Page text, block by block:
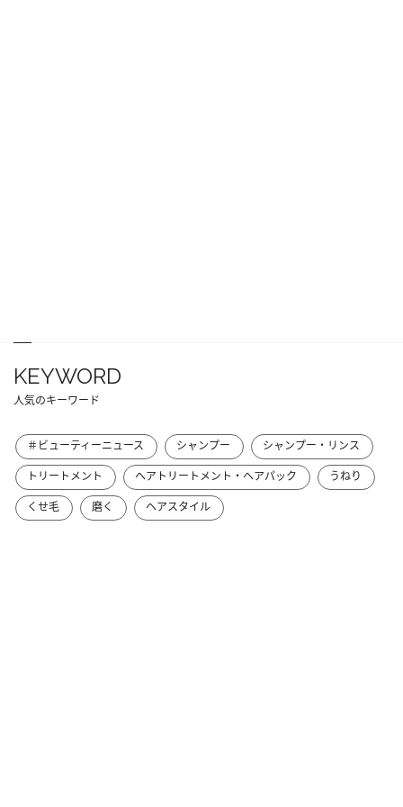
KEYWORD
人気のキーワード
＃ビューティーニュース シャンプー
シャンプー・リンス
トリートメント
ヘアトリートメント・ヘアパック
うねり
くせ毛
磨く ヘアスタイル